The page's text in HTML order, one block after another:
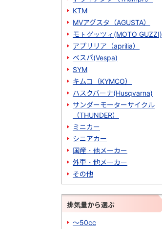
KTM
MVアグスタ（AGUSTA）
モトグッツィ(MOTO GUZZI)
アプリリア（aprilia）
ベスパ(Vespa)
SYM
キムコ（KYMCO）
ハスクバーナ(Husqvarna)
サンダーモーターサイクル
（THUNDER）
ミニカー
シニアカー
国産・他メーカー
外車・他メーカー
その他
排気量から選ぶ
～50cc